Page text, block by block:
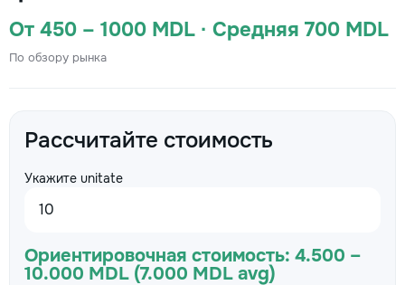
От 450 – 1000 MDL · Средняя 700 MDL
По обзору рынка
Рассчитайте стоимость
Укажите unitate
Ориентировочная стоимость: 4.500 –
10.000 MDL (7.000 MDL avg)